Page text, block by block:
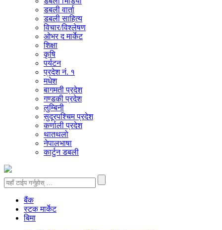
डबली वार्ता
डबली साहित्य
विचार/विश्‍लेषण
ओभर द मार्केट
शिक्षा
कृषि
पर्यटन
प्रदेश नं. १
मधेश
बागमती प्रदेश
गण्डकी प्रदेश
लुम्बिनी
सुदूरपश्चिम प्रदेश
कर्णाली प्रदेश
थातथलो
नेपालभाषा
कार्टुन डबली
बैंक
स्टक मार्केट
बिमा